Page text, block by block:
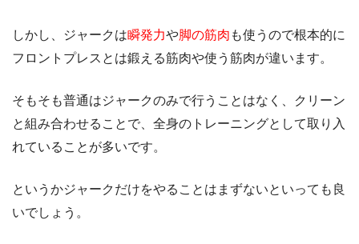
しかし、ジャークは瞬発力や脚の筋肉 も使うので根本的に
フロントプレスとは鍛える筋肉や使う筋肉が違います。
そもそも普通はジャークのみで行うことはなく、クリーン
と組み合わせることで、全身のトレーニングとして取り入
れていることが多いです。
というかジャークだけをやることはまずないといっても良
いでしょう。